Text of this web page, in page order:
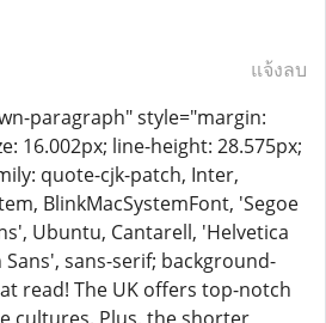
แจ้งลบ
paragraph" style="margin:
16.002px; line-height: 28.575px;
quote-cjk-patch, Inter,
BlinkMacSystemFont, 'Segoe
Ubuntu, Cantarell, 'Helvetica
Sans', sans-serif; background-
read! The UK offers top-notch